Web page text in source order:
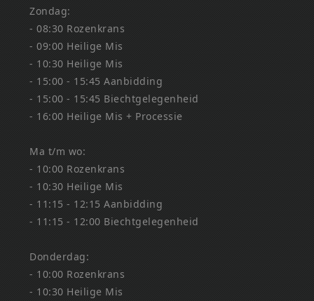
Zondag:
- 08:30 Rozenkrans
- 09:00 Heilige Mis
- 10:30 Heilige Mis
- 15:00 - 15:45 Aanbidding
- 15:00 - 15:45 Biechtgelegenheid
- 16:00 Heilige Mis + Processie
Ma t/m wo:
- 10:00 Rozenkrans
- 10:30 Heilige Mis
- 11:15 - 12:15 Aanbidding
- 11:15 - 12:00 Biechtgelegenheid
Donderdag:
- 10:00 Rozenkrans
- 10:30 Heilige Mis